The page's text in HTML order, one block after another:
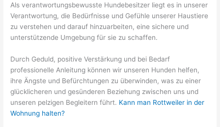
Als verantwortungsbewusste Hundebesitzer liegt es in unserer
Verantwortung, die Bedürfnisse und Gefühle unserer Haustiere
zu verstehen und darauf hinzuarbeiten, eine sichere und
unterstützende Umgebung für sie zu schaffen.
Durch Geduld, positive Verstärkung und bei Bedarf
professionelle Anleitung können wir unseren Hunden helfen,
ihre Ängste und Befürchtungen zu überwinden, was zu einer
glücklicheren und gesünderen Beziehung zwischen uns und
unseren pelzigen Begleitern führt. Kann man Rottweiler in der
Wohnung halten?